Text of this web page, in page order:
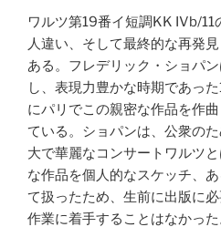
ワルツ第19番イ短調KK IVb/11
人違い、そして最終的な再発
ある。フレデリック・ショパ
し、表現力豊かな時期であっ
にパリでこの親密な作品を作
ている。ショパンは、公衆の
大で華麗なコンサートワルツ
な作品を個人的なスケッチ、
て扱ったため、生前に出版に
作業に着手することはなかっ